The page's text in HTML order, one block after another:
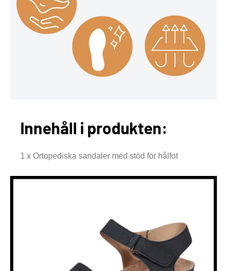
Innehåll i produkten:
1 x Ortopediska sandaler med stöd för hålfot